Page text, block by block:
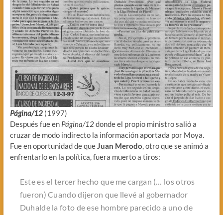
Página/12(1997)
Después fue en Página/12donde el propio ministro salió a
cruzar de modo indirecto la información aportada por Moya.
Fue en oportunidad de queJuan Merodo, otro que se animó a
enfrentarlo en la política, fuera muerto a tiros:
Este es el tercer hecho que me cargan (… los otros
fueron) Cuando dijeron que llevé al gobernador
Duhalde la foto de ese hombre parecido a uno de